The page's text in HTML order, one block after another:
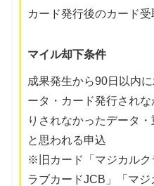
カード発行後のカード受
マイル却下条件
成果発生から90日以内
ータ・カード発行され
りされなかったデータ
と思われる申込
※旧カード「マジカルク
ラブカードJCB」「マジ